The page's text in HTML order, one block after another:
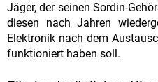
Jäger, der seinen Sordin-
diesen nach Jahren
Elektronik nach dem
funktioniert haben soll.